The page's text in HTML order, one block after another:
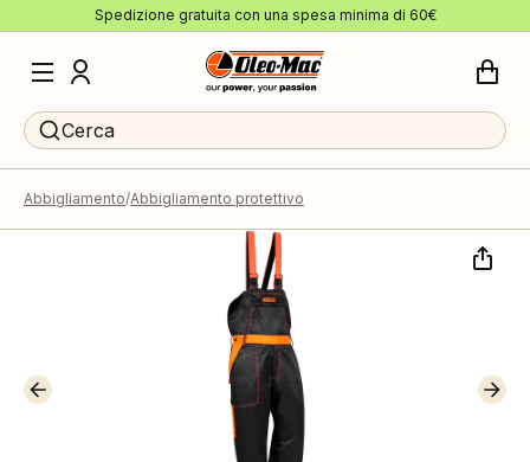
Spedizione gratuita con una spesa minima di 60€
Cerca
Abbigliamento Abbigliamento protettivo